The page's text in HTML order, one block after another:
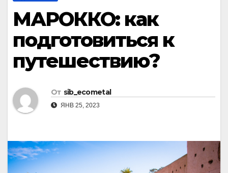
МАРОККО: как
подготовиться к
путешествию?
От sib_ecometal
ЯНВ 25, 2023